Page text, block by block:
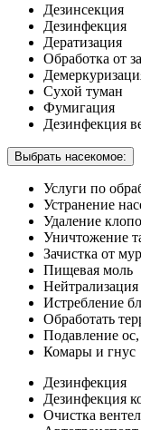
Дезинсекция
Дезинфекция
Дератизация
Обработка от
Сухой туман
Фумигация
Дезинфекция
Выбрать насекомое:
Услуги по
Устранение
Удаление
Уничтожение
Зачистка от
Пищевая моль
Истребление
Обработать
Подавление
Комары и гнус
Дезинфекция
Дезинфекция
Очистка